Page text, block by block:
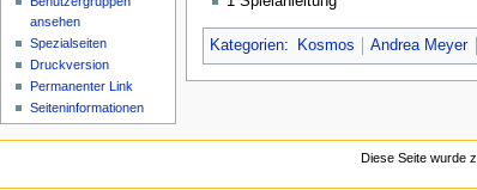
Kategorien: Kosmos Andrea Meyer
ansehen
Spezialseiten
Druckversion
Permanenter Link
Seiten­informationen
Diese Seite wurde